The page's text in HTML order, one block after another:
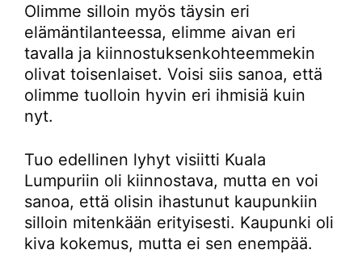
Olimme silloin myös täysin eri
elämäntilanteessa, elimme aivan eri
tavalla ja kiinnostuksenkohteemmekin
olivat toisenlaiset. Voisi siis sanoa, että
olimme tuolloin hyvin eri ihmisiä kuin
nyt.
Tuo edellinen lyhyt visiitti Kuala
Lumpuriin oli kiinnostava, mutta en voi
sanoa, että olisin ihastunut kaupunkiin
silloin mitenkään erityisesti. Kaupunki oli
kiva kokemus, mutta ei sen enempää.